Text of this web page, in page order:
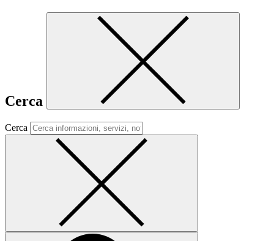
Cerca
Cerca